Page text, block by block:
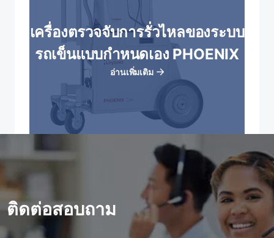
เครื่องตรวจจับการรั่วไหลของระบบ
รถเข็นแบบกําหนดเอง PHOENIX
อ่านเพิ่มเติม
ติดต่อสอบถาม